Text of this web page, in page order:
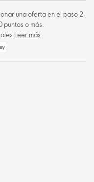
una oferta en el paso 2,
puntos o más.
Leer más